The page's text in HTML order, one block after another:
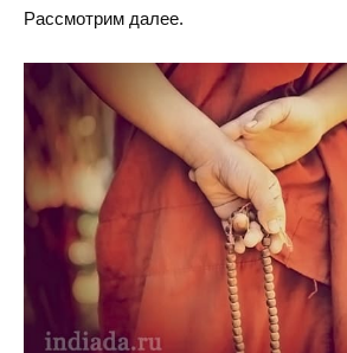
Рассмотрим далее.